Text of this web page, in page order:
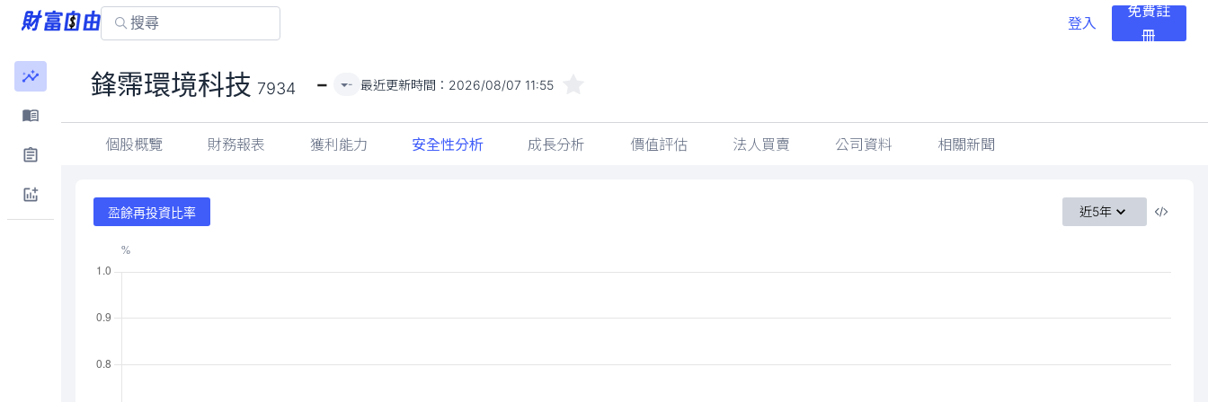
登入
免費註
冊
鋒霈環境科技 7934 - - 最近更新時間： 2026/08/07 11:55
個股概覽 財務報表 獲利能力 安全性分析 成長分析 價值評估 法人買賣 公司資料 相關新聞
盈餘再投資比率 近5年